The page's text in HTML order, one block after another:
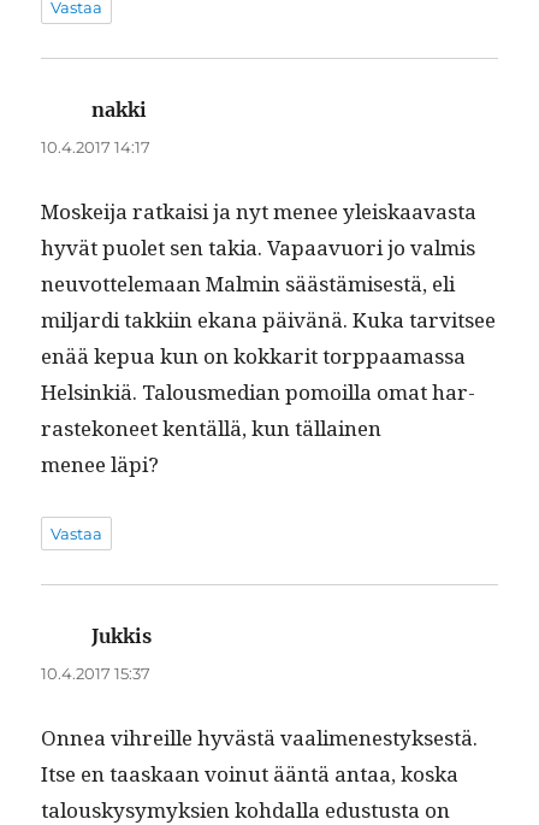
Vastaa
nakki
10.4.2017 14:17
Moskei­ja ratkaisi ja nyt menee yleiskaavas­ta
hyvät puo­let sen takia. Vapaavuori jo valmis
neu­vot­tele­maan Malmin säästämis­es­tä, eli
mil­jar­di takki­in ekana päivänä. Kuka tarvit­see
enää kepua kun on kokkar­it torp­paa­mas­sa
Helsinkiä. Talous­me­di­an pomoil­la omat har­
rastekoneet ken­täl­lä, kun täl­lainen
menee läpi?
Vastaa
Jukkis
10.4.2017 15:37
Onnea vihreille hyvästä vaal­imen­estyk­ses­tä.
Itse en taaskaan voin­ut ään­tä antaa, kos­ka
talouskysymyk­sien kohdal­la edus­tus­ta on